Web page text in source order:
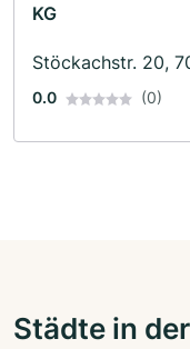
KG
Stöckachstr. 20,
0.0 (0)
Städte in